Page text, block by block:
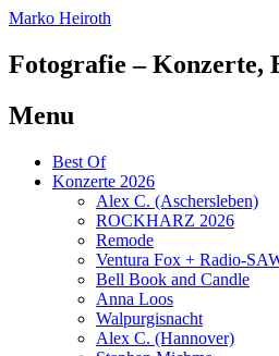
Marko Heiroth
Fotografie – Konzerte,
Menu
Skip
Best Of
Konzerte 2026
Alex C. (Aschersleben)
ROCKHARZ 2026
Remode
Ventura Fox + Radio-
Bell Book and Candle
Anna Loos
Walpurgisnacht
Alex C. (Hannover)